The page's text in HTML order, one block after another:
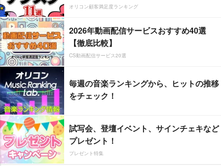
オリコン顧客満足度ランキング
2026年動画配信サービスおすすめ40選
【徹底比較】
CS動画配信サービス20選
毎週の音楽ランキングから、ヒットの推移
をチェック！
試写会、登壇イベント、サインチェキなど
プレゼント！
プレゼント特集